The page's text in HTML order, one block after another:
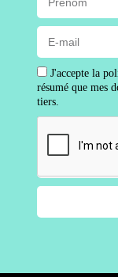
J'accepte la
résumé que mes
tiers.